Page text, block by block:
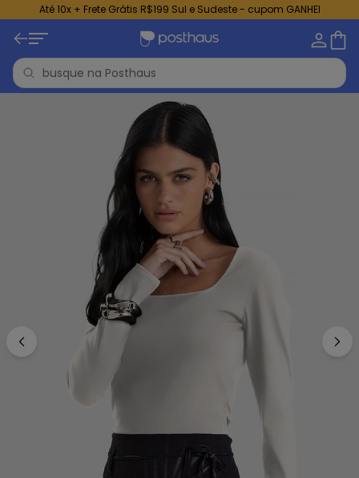
Até 10x + Frete Grátis R$199 Sul e Sudeste - cupom GANHEI